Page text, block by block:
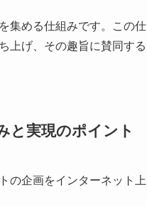
集める仕組みです。この仕
上げ、その趣旨に賛同する
と実現のポイント
の企画をインターネット上